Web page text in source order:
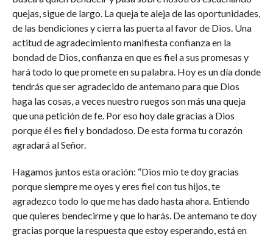
quejas, sigue de largo. La queja te aleja de las oportunidades,
de las bendiciones y cierra las puerta al favor de Dios. Una
actitud de agradecimiento manifiesta confianza en la
bondad de Dios, confianza en que es fiel a sus promesas y
hará todo lo que promete en su palabra. Hoy es un día donde
tendrás que ser agradecido de antemano para que Dios
haga las cosas, a veces nuestro ruegos son más una queja
que una petición de fe. Por eso hoy dale gracias a Dios
porque él es fiel y bondadoso. De esta forma tu corazón
agradará al Señor.
Hagamos juntos esta oración: “Dios mio te doy gracias
porque siempre me oyes y eres fiel con tus hijos, te
agradezco todo lo que me has dado hasta ahora. Entiendo
que quieres bendecirme y que lo harás. De antemano te doy
gracias porque la respuesta que estoy esperando, está en